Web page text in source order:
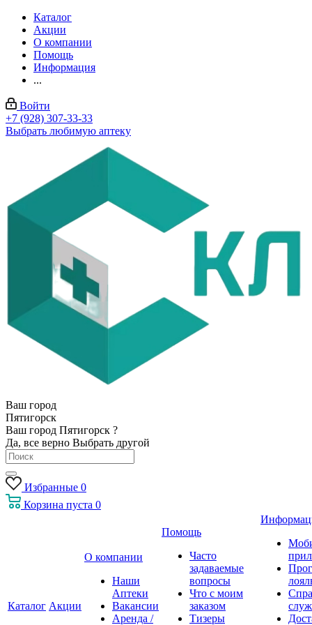
Каталог
Акции
О компании
Помощь
Информация
...
Войти
+7 (928) 307-33-33
Выбрать любимую аптеку
Ваш город
Пятигорск
Ваш город Пятигорск ?
Да, все верно Выбрать другой
Избранные 0
Корзина пуста 0
Каталог Акции
О компании
Наши
Аптеки
Вакансии
Аренда /
Помощь
Часто
задаваемые
вопросы
Что с моим
заказом
Тизеры